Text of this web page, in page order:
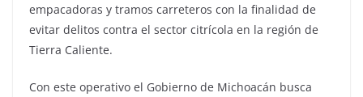
empacadoras y tramos carreteros con la finalidad de
evitar delitos contra el sector citrícola en la región de
Tierra Caliente.
Con este operativo el Gobierno de Michoacán busca